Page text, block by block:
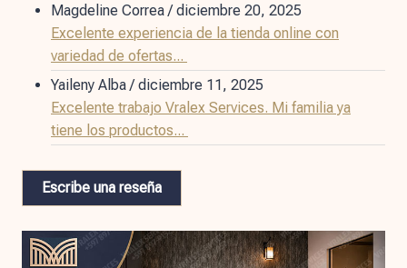
Magdeline Correa/diciembre 20, 2025
Excelente experiencia de la tienda online con
variedad de ofertas...
Yaileny Alba/diciembre 11, 2025
Excelente trabajo Vralex Services. Mi familia ya
tiene los productos...
Escribe una reseña